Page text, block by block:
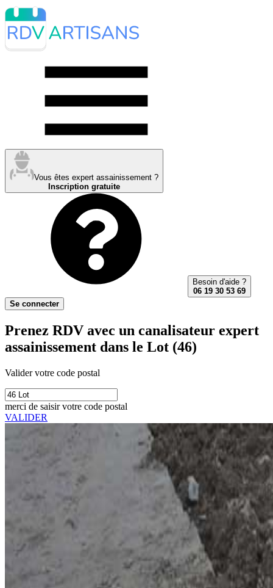
Vous êtes expert assainissement ?
Inscription gratuite
Besoin d'aide ?
06 19 30 53 69
Se connecter
Prenez RDV avec un canalisateur expert
assainissement dans le Lot (46)
Valider votre code postal
merci de saisir votre code postal
VALIDER